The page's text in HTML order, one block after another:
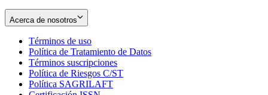
Acerca de nosotros
Términos de uso
in
new
window
Política de Tratamiento de Datos
Términos suscripciones
in
Política de Riesgos C/ST
Política SAGRILAFT